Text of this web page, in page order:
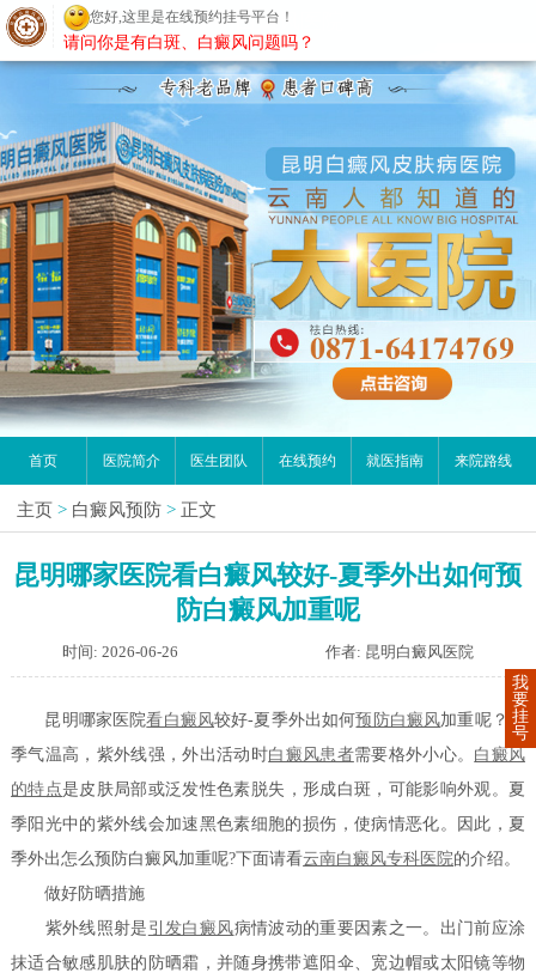
昆明白癜风医院
首页 医院简介 医生团队 在线预约 就医指南 来院路线
主页 > 白癜风预防 > 正文
昆明哪家医院看白癜风较好-夏季外出如何预
防白癜风加重呢
时间: 2026-06-26 作者: 昆明白癜风医院
昆明哪家医院看白癜风较好-夏季外出如何预防白癜风加重呢？夏
季气温高，紫外线强，外出活动时白癜风患者需要格外小心。 白癜风
的特点是皮肤局部或泛发性色素脱失，形成白斑，可能影响外观。夏
季阳光中的紫外线会加速黑色素细胞的损伤，使病情恶化。因此，夏
季外出怎么预防白癜风加重呢?下面请看云南白癜风专科医院的介绍。
做好防晒措施
紫外线照射是 引发白癜风病情波动的重要因素之一。出门前应涂
抹适合敏感肌肤的防晒霜，并随身携带遮阳伞、宽边帽或太阳镜等物
我
要
挂
号
您好,这里是在线预约挂号平台！
请问你是有白斑、白癜风问题吗？